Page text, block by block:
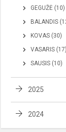
GEGUŽĖ (10)
BALANDIS
KOVAS (30)
VASARIS (17)
SAUSIS (10)
2025
2024